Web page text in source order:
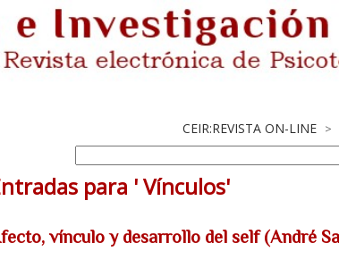
CEIR:REVISTA ON-LINE >
para ' Vínculos'
vínculo y desarrollo del self (André